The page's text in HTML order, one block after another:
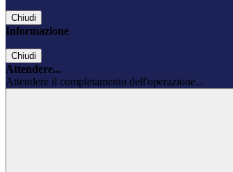
Chiudi
Informazione
Chiudi
Attendere...
Attendere il completamento dell'operazione...